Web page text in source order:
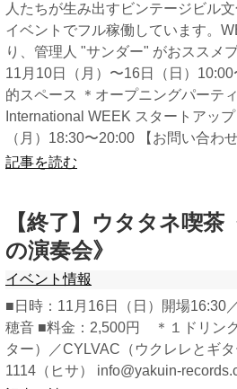
人たちが生み出すビンテージビル
イベントでフル稼働しています。
り、管理人 "サンダー" がおススメ
11月10日（月）〜16日（日）
的スペース ＊オープニングパーテ
International WEEK スタートアッ
（月）18:30〜20:00 【お問い合
記事を読む
【終了】ウタタネ喫
の演奏会》
イベント情報
■日時：11月16日（日）開場16:30
穂音 ■料金：2,500円 ＊１ドリン
ター）／CYLVAC（ウクレレとギ
1114（ヒサ） info@yakuin-